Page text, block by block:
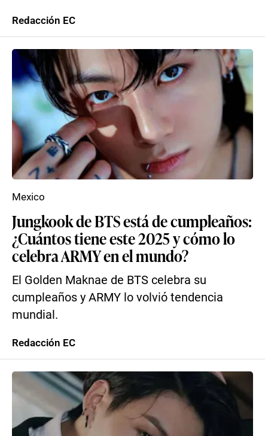
Redacción EC
Jungkook de BTS está de cumpleaños:
¿Cuántos tiene este 2025 y cómo lo
celebra ARMY en el mundo?
El Golden Maknae de BTS celebra su
cumpleaños y ARMY lo volvió tendencia
mundial.
Mexico
Redacción EC